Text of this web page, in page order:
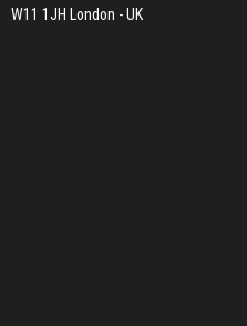
W11 1JH London - UK